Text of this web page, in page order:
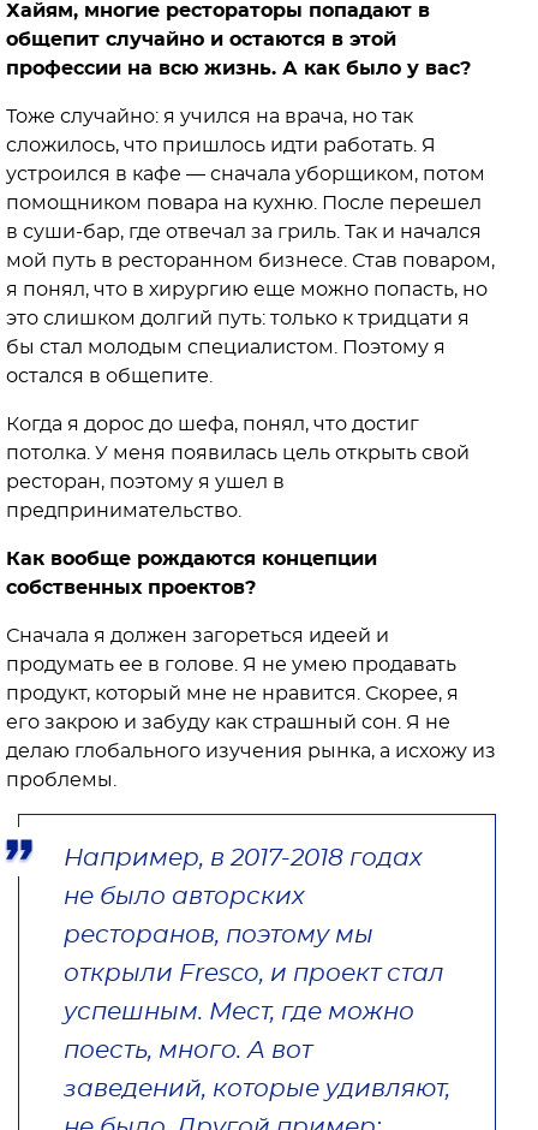
Хайям, многие рестораторы попадают в
общепит случайно и остаются в этой
профессии на всю жизнь. А как было у вас?
Тоже случайно: я учился на врача, но так
сложилось, что пришлось идти работать. Я
устроился в кафе — сначала уборщиком, потом
помощником повара на кухню. После перешел
в суши-бар, где отвечал за гриль. Так и начался
мой путь в ресторанном бизнесе. Став поваром,
я понял, что в хирургию еще можно попасть, но
это слишком долгий путь: только к тридцати я
бы стал молодым специалистом. Поэтому я
остался в общепите.
Когда я дорос до шефа, понял, что достиг
потолка. У меня появилась цель открыть свой
ресторан, поэтому я ушел в
предпринимательство.
Как вообще рождаются концепции
собственных проектов?
Сначала я должен загореться идеей и
продумать ее в голове. Я не умею продавать
продукт, который мне не нравится. Скорее, я
его закрою и забуду как страшный сон. Я не
делаю глобального изучения рынка, а исхожу из
проблемы.
Например, в 2017-2018 годах
не было авторских
ресторанов, поэтому мы
открыли Fresco, и проект стал
успешным. Мест, где можно
поесть, много. А вот
заведений, которые удивляют,